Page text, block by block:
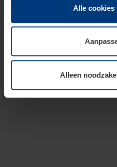
Juridisch hebben wij het recht
van deze pagina's absoluut
soorten cookies is uw
toestemming kunt u op elk
wijzigen of herroepen.
Alle cookies
Alleen